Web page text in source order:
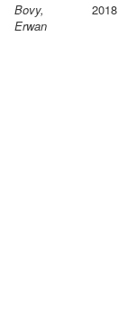
Bovy,
Erwan
2018